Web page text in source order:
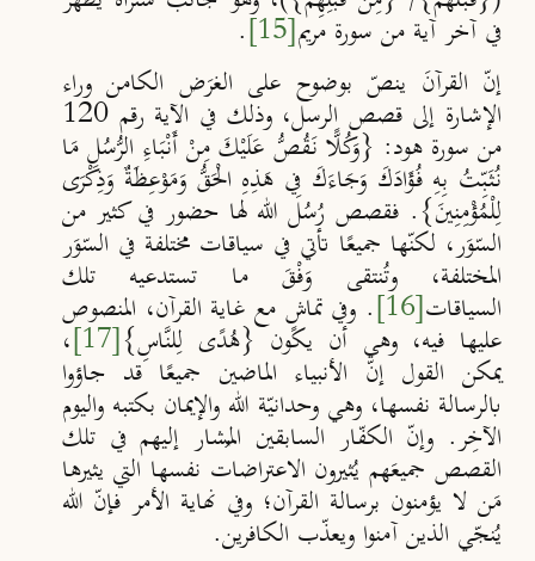
في آخر آية من سورة مريم[15]
.
إنّ القرآنَ ينصّ بوضوح على الغرَض الكامن وراء
الإشارة إلى قصص الرسل، وذلك في الآية رقم 120
من سورة هود: {وَكُلًّا نَقُصُّ عَلَيْكَ مِنْ أَنْبَاءِ الرُّسُلِ مَا
نُثَبِّتُ بِهِ فُؤَادَكَ وَجَاءَكَ فِي هَذِهِ الْحَقُّ وَمَوْعِظَةٌ وَذِكْرَى
لِلْمُؤْمِنِينَ}. فقصص رُسُل الله لها حضور في كثير من
السّوَر، لكنّها جميعًا تأتي في سياقات مختلفة في السّوَر
المختلفة، وتُنتقى وَفْقَ ما تستدعيه تلك
السياقات[16] . وفي تماشٍ مع غاية القرآن، المنصوص
عليها فيه، وهي أن يكون {هُدًى لِلنَّاسِ}[17] ،
يمكن القول إنّ الأنبياء الماضين جميعًا قد جاؤوا
بالرسالة نفسها، وهي وحدانيّة الله والإيمان بكتبه واليوم
الآخِر. وإنّ الكفّار السابقين المُشار إليهم في تلك
القصص جميعَهم يُثيرون الاعتراضات نفسها التي يثيرها
مَن لا يؤمنون برسالة القرآن؛ وفي نهاية الأمر فإنّ الله
يُنجّي الذين آمنوا ويعذّب الكافرين.